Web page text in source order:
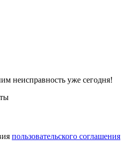
неисправность уже сегодня!
пользовательского соглашения